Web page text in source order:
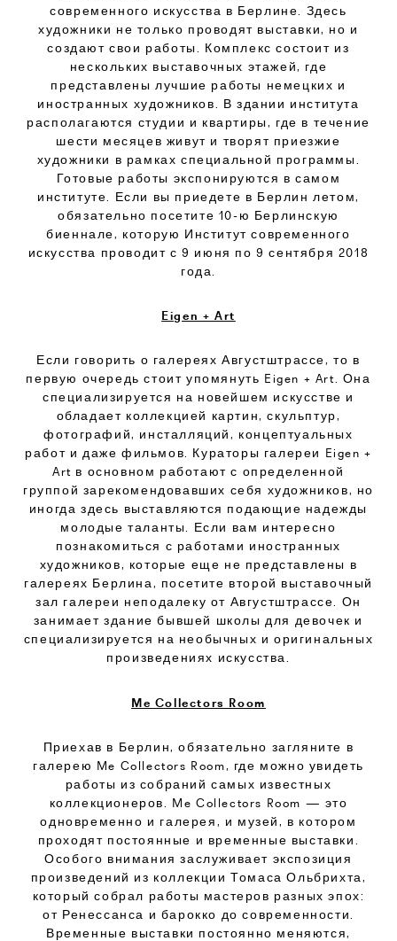
современного искусства в Берлине. Здесь
художники не только проводят выставки, но и
создают свои работы. Комплекс состоит из
нескольких выставочных этажей, где
представлены лучшие работы немецких и
иностранных художников. В здании института
располагаются студии и квартиры, где в течение
шести месяцев живут и творят приезжие
художники в рамках специальной программы.
Готовые работы экспонируются в самом
институте. Если вы приедете в Берлин летом,
обязательно посетите 10-ю Берлинскую
биеннале, которую Институт современного
искусства проводит с 9 июня по 9 сентября 2018
года.
Eigen + Art
Если говорить о галереях Августштрассе, то в
первую очередь стоит упомянуть Eigen + Art. Она
специализируется на новейшем искусстве и
обладает коллекцией картин, скульптур,
фотографий, инсталляций, концептуальных
работ и даже фильмов. Кураторы галереи Eigen +
Art в основном работают с определенной
группой зарекомендовавших себя художников, но
иногда здесь выставляются подающие надежды
молодые таланты. Если вам интересно
познакомиться с работами иностранных
художников, которые еще не представлены в
галереях Берлина, посетите второй выставочный
зал галереи неподалеку от Августштрассе. Он
занимает здание бывшей школы для девочек и
специализируется на необычных и оригинальных
произведениях искусства.
Me Collectors Room
Приехав в Берлин, обязательно загляните в
галерею Me Collectors Room, где можно увидеть
работы из собраний самых известных
коллекционеров. Me Collectors Room — это
одновременно и галерея, и музей, в котором
проходят постоянные и временные выставки.
Особого внимания заслуживает экспозиция
произведений из коллекции Томаса Ольбрихта,
который собрал работы мастеров разных эпох:
от Ренессанса и барокко до современности.
Временные выставки постоянно меняются,